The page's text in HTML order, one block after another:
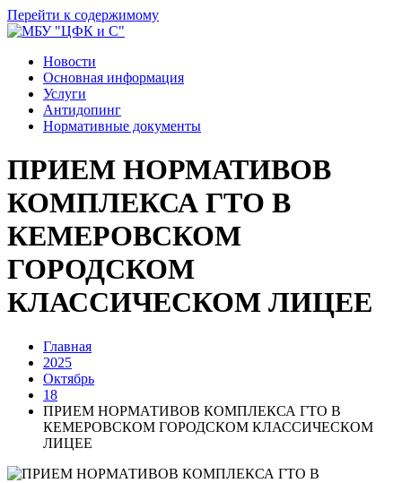
Перейти к содержимому
Новости
Основная информация
Услуги
Антидопинг
Нормативные документы
ПРИЕМ НОРМАТИВОВ
КОМПЛЕКСА ГТО В
КЕМЕРОВСКОМ
ГОРОДСКОМ
КЛАССИЧЕСКОМ ЛИЦЕЕ
Главная
2025
Октябрь
18
ПРИЕМ НОРМАТИВОВ КОМПЛЕКСА ГТО В
КЕМЕРОВСКОМ ГОРОДСКОМ КЛАССИЧЕСКОМ
ЛИЦЕЕ